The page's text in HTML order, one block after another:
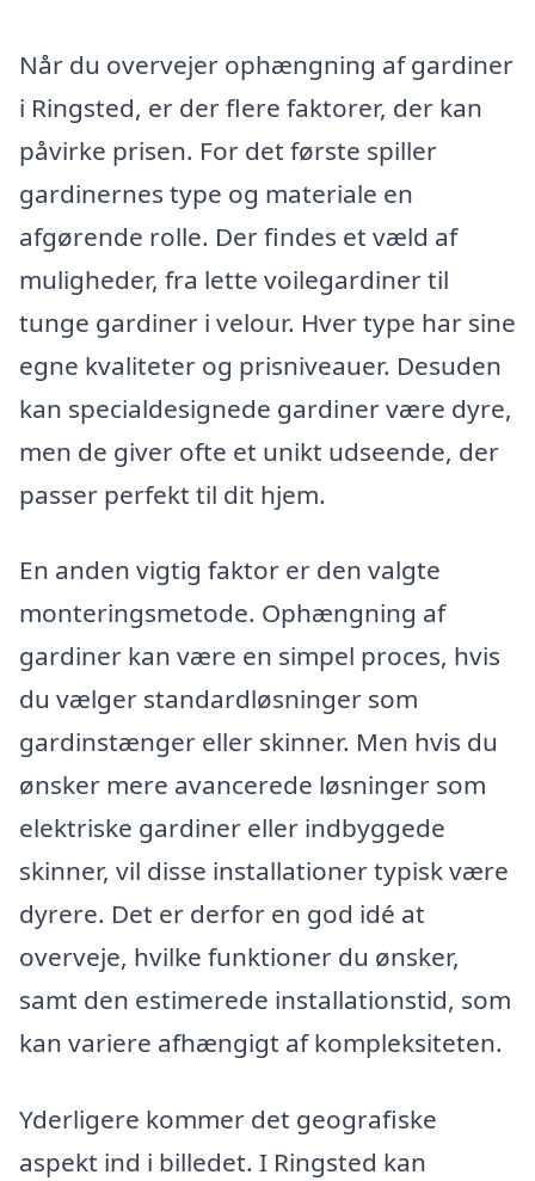
Når du overvejer ophængning af gardiner
i Ringsted, er der flere faktorer, der kan
påvirke prisen. For det første spiller
gardinernes type og materiale en
afgørende rolle. Der findes et væld af
muligheder, fra lette voilegardiner til
tunge gardiner i velour. Hver type har sine
egne kvaliteter og prisniveauer. Desuden
kan specialdesignede gardiner være dyre,
men de giver ofte et unikt udseende, der
passer perfekt til dit hjem.
En anden vigtig faktor er den valgte
monteringsmetode. Ophængning af
gardiner kan være en simpel proces, hvis
du vælger standardløsninger som
gardinstænger eller skinner. Men hvis du
ønsker mere avancerede løsninger som
elektriske gardiner eller indbyggede
skinner, vil disse installationer typisk være
dyrere. Det er derfor en god idé at
overveje, hvilke funktioner du ønsker,
samt den estimerede installationstid, som
kan variere afhængigt af kompleksiteten.
Yderligere kommer det geografiske
aspekt ind i billedet. I Ringsted kan